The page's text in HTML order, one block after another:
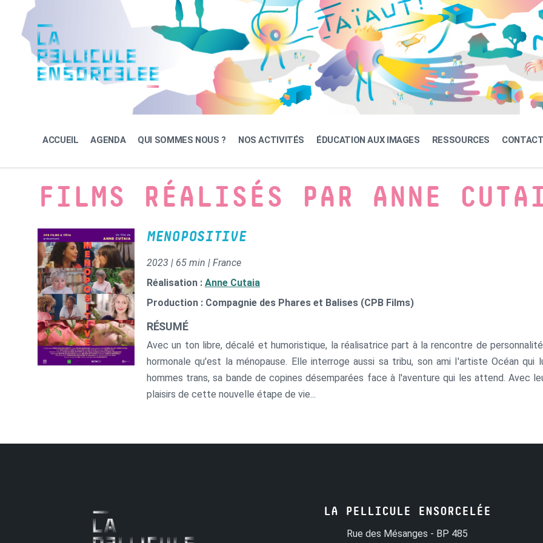
content
navigation
footer
ACCUEIL AGENDA QUI SOMMES NOUS ? NOS ACTIVITÉS ÉDUCATION AUX IMAGES RESSOURCES
FILMS RÉALISÉS PAR ANNE
MENOPOSITIVE
2023 | 65 min | France
Réalisation : Anne Cutaia
Production : Compagnie des Phares et Balises (CPB Films)
RÉSUMÉ
Avec un ton libre, décalé et humoristique, la réalisatrice part à la rencontre de
hormonale qu'est la ménopause. Elle interroge aussi sa tribu, son ami l'artiste Océan
hommes trans, sa bande de copines désemparées face à l'aventure qui les attend. Avec
plaisirs de cette nouvelle étape de vie...
LA PELLICULE ENSORCELÉE
Rue des Mésanges - BP 485